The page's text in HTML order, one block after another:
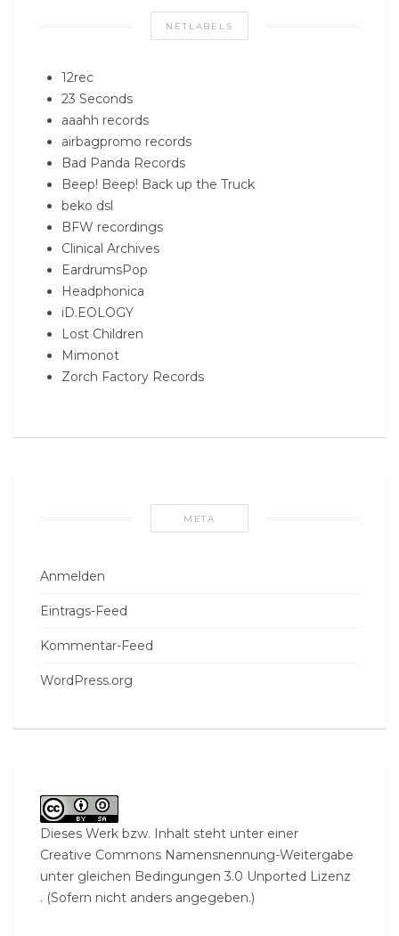
NETLABELS
12rec
23 Seconds
aaahh records
airbagpromo records
Bad Panda Records
Beep! Beep! Back up the Truck
beko dsl
BFW recordings
Clinical Archives
EardrumsPop
Headphonica
iD.EOLOGY
Lost Children
Mimonot
Zorch Factory Records
META
Anmelden
Eintrags-Feed
Kommentar-Feed
WordPress.org
Dieses Werk bzw. Inhalt steht unter einer
Creative Commons Namensnennung-Weitergabe
unter gleichen Bedingungen 3.0 Unported Lizenz
. (Sofern nicht anders angegeben.)